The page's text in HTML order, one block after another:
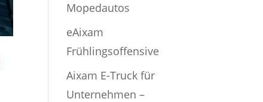
Mopedautos
eAixam
Frühlingsoffensive
Aixam E-Truck für
Unternehmen –